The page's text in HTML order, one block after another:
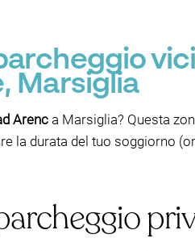
Marsiglia
Arenc a Marsiglia? Questa
la durata del tuo soggiorno